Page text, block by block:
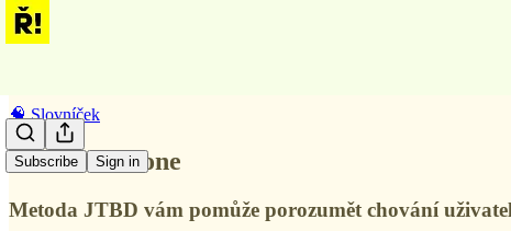
Subscribe Sign in
🧠 Slovníček
Jobs to be done
Metoda JTBD vám pomůže porozumět chování